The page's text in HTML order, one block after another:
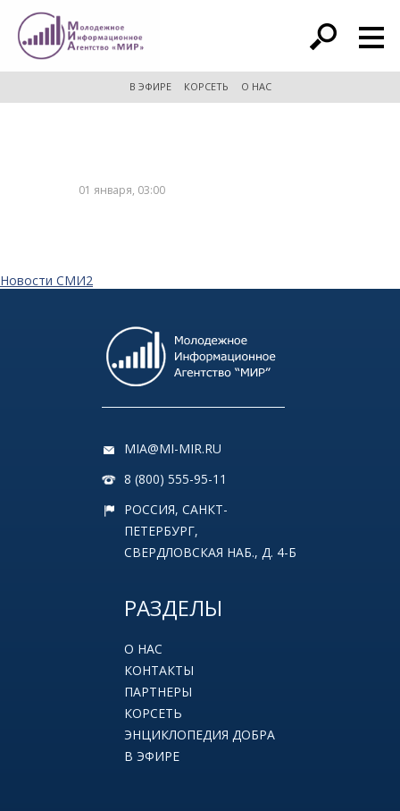
расширенный поиск
В ЭФИРЕ КОРСЕТЬ О НАС
01 января, 03:00
Новости СМИ2
MIA@MI-MIR.RU
8 (800) 555-95-11
РОССИЯ, САНКТ-
ПЕТЕРБУРГ,
СВЕРДЛОВСКАЯ НАБ., Д. 4-Б
РАЗДЕЛЫ
О НАС
КОНТАКТЫ
ПАРТНЕРЫ
КОРСЕТЬ
ЭНЦИКЛОПЕДИЯ ДОБРА
В ЭФИРЕ